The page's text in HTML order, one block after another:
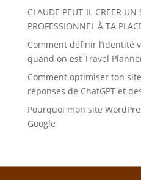
CLAUDE PEUT-IL CREER UN
PROFESSIONNEL À TA
Comment définir l’identité
quand on est Travel
Comment optimiser ton
réponses de ChatGPT et
Pourquoi mon site
Google